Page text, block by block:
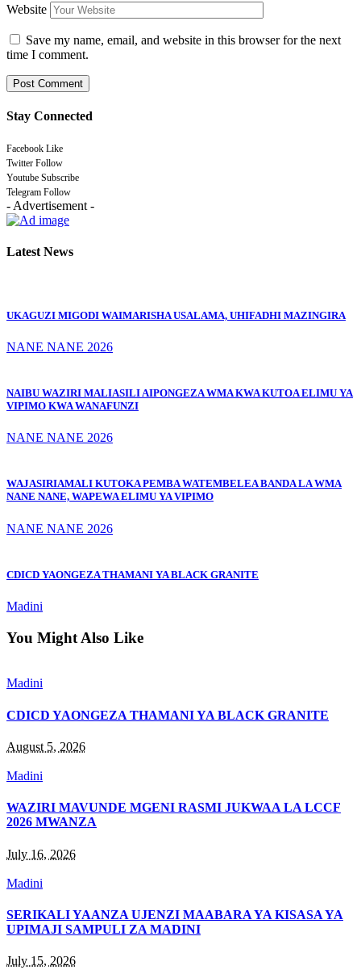
Website
Save my name, email, and website in this browser for the next
time I comment.
Stay Connected
Facebook Like
Twitter Follow
Youtube Subscribe
Telegram Follow
- Advertisement -
Latest News
UKAGUZI MIGODI WAIMARISHA USALAMA, UHIFADHI MAZINGIRA
NANE NANE 2026
NAIBU WAZIRI MALIASILI AIPONGEZA WMA KWA KUTOA ELIMU YA
VIPIMO KWA WANAFUNZI
NANE NANE 2026
WAJASIRIAMALI KUTOKA PEMBA WATEMBELEA BANDA LA WMA
NANE NANE, WAPEWA ELIMU YA VIPIMO
NANE NANE 2026
CDICD YAONGEZA THAMANI YA BLACK GRANITE
Madini
You Might Also Like
Madini
CDICD YAONGEZA THAMANI YA BLACK GRANITE
August 5, 2026
Madini
WAZIRI MAVUNDE MGENI RASMI JUKWAA LA LCCF
2026 MWANZA
July 16, 2026
Madini
SERIKALI YAANZA UJENZI MAABARA YA KISASA YA
UPIMAJI SAMPULI ZA MADINI
July 15, 2026